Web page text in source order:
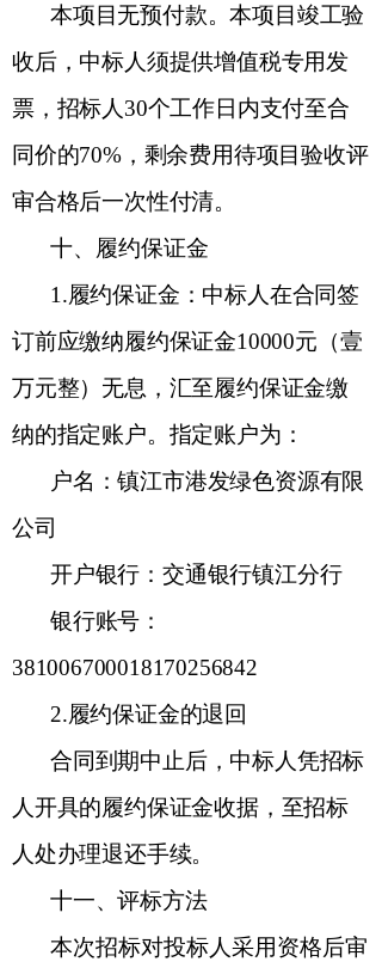
本项目无预付款。本项目 竣工验
收后，中标人须提供增值税专用发
票，招标人 30个工作日内支付至合
同价的70%，剩余费用待项目验收评
审合格后一次性付清。
十、履约保证金
1.履约保证金：中标人在合同签
订前应缴纳履约保证金10000元（壹
万元整）无息，汇至履约保证金缴
纳的指定账户。指定账户为：
户名：镇江市港发绿色资源有限
公司
开户银行：交通银行镇江分行
银行账号：
381006700018170256842
2.履约保证金的退回
合同到期中止后，中标人凭招标
人开具的履约保证金收据，至招标
人处办理退还手续。
十一、评标方法
本次招标对投标人采用资格后审